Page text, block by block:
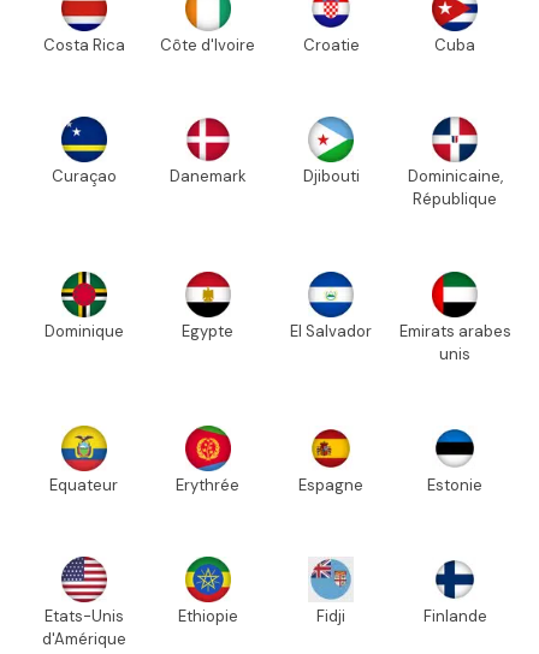
Costa Rica Côte d'Ivoire Croatie Cuba
Curaçao Danemark Djibouti
Dominicaine,
République
Dominique Egypte El Salvador
Emirats arabes
unis
Equateur Erythrée Espagne Estonie
Etats-Unis
d'Amérique
Ethiopie Fidji Finlande